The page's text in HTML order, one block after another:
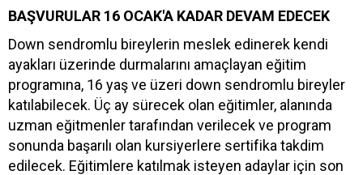
BAŞVURULAR 16 OCAK'A KADAR DEVAM EDECEK
Down sendromlu bireylerin meslek edinerek kendi
ayakları üzerinde durmalarını amaçlayan eğitim
programına, 16 yaş ve üzeri down sendromlu bireyler
katılabilecek. Üç ay sürecek olan eğitimler, alanında
uzman eğitmenler tarafından verilecek ve program
sonunda başarılı olan kursiyerlere sertifika takdim
edilecek. Eğitimlere katılmak isteyen adaylar için son